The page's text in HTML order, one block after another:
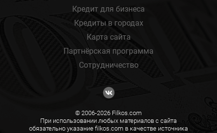
Кредит для бизнеса
Кредиты в городах
Карта сайта
Партнёрская программа
Сотрудничество
© 2006-2026 Filkos.com
При использовании любых материалов с сайта
обязательно указание filkos.com в качестве источника